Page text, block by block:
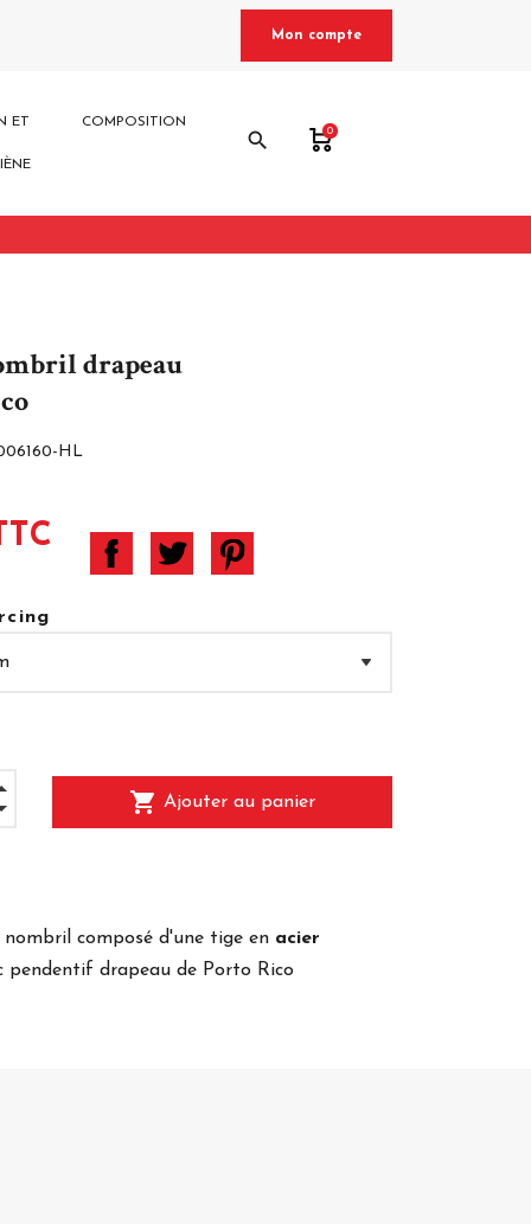
Mon compte
ET COMPOSITION
search 0
drapeau
HL
shopping_cart Ajouter au panier
composé d'une tige en acier
pendentif drapeau de Porto Rico